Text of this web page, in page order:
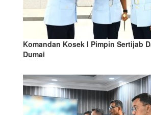
Komandan Kosek I Pimpin Sertijab
Dumai